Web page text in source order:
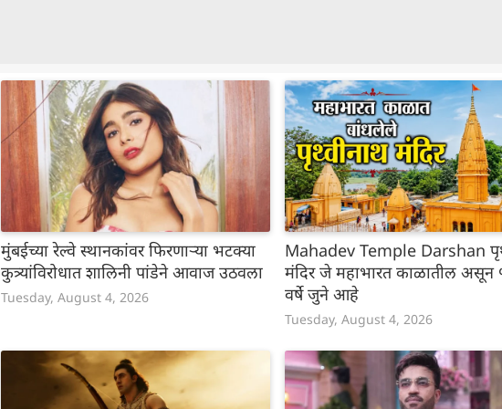
मुंबईच्या रेल्वे स्थानकांवर फिरणाऱ्या भटक्या
कुत्र्यांविरोधात शालिनी पांडेने आवाज उठवला
Tuesday, August 4, 2026
Mahadev Temple Darshan
मंदिर जे महाभारत काळातील असून
वर्षे जुने आहे
Tuesday, August 4, 2026